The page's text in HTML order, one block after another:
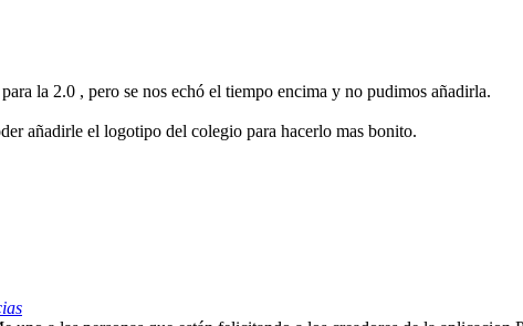
la 2.0 , pero se nos echó el tiempo encima y no pudimos añadirla.
añadirle el logotipo del colegio para hacerlo mas bonito.